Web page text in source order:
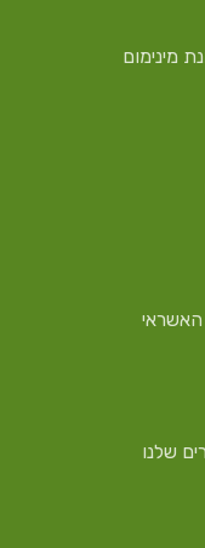
מינימום
האשראי
שלנו